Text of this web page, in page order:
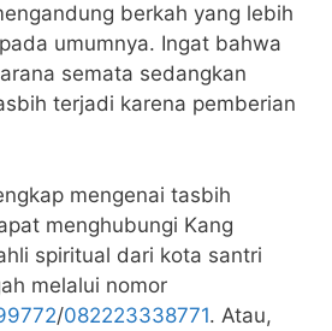
berkah yang lebih
umumnya. Ingat bahwa
semata sedangkan
terjadi karena pemberian
mengenai tasbih
menghubungi Kang
spiritual dari kota santri
melalui nomor
/082223338771. Atau,